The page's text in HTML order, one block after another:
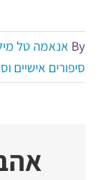
By אנאמה טל
סיפורים אישיים